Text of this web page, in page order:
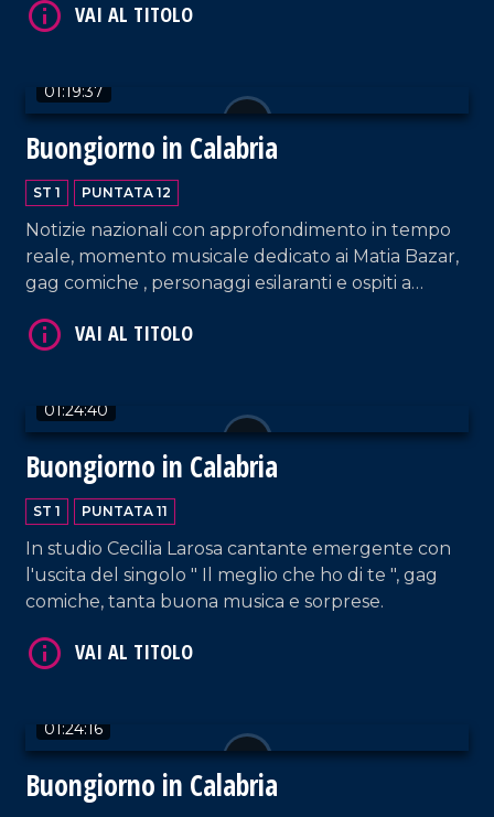
01:19:37
Buongiorno in Calabria
ST 1 PUNTATA 12
Notizie nazionali con approfondimento in tempo
reale, momento musicale dedicato ai Matia Bazar,
gag comiche , personaggi esilaranti e ospiti a
01:24:40
Buongiorno in Calabria
ST 1 PUNTATA 11
In studio Cecilia Larosa cantante emergente con
l'uscita del singolo " Il meglio che ho di te ", gag
comiche, tanta buona musica e sorprese.
01:24:16
Buongiorno in Calabria
VAI AL TITOLO
VAI AL TITOLO
VAI AL TITOLO
VAI AL TITOLO